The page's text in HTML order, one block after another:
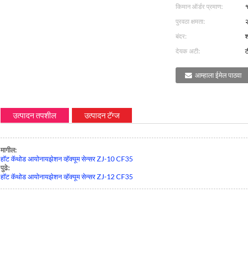
किमान ऑर्डर प्रमाण:
पुरवठा क्षमता:
बंदर:
देयक अटी:
आम्हाला ईमेल पाठवा
उत्पादन तपशील उत्पादन टॅग्ज
मागील:
हॉट कॅथोड आयोनायझेशन व्हॅक्यूम सेन्सर ZJ-10 CF35
पुढे:
हॉट कॅथोड आयोनायझेशन व्हॅक्यूम सेन्सर ZJ-12 CF35